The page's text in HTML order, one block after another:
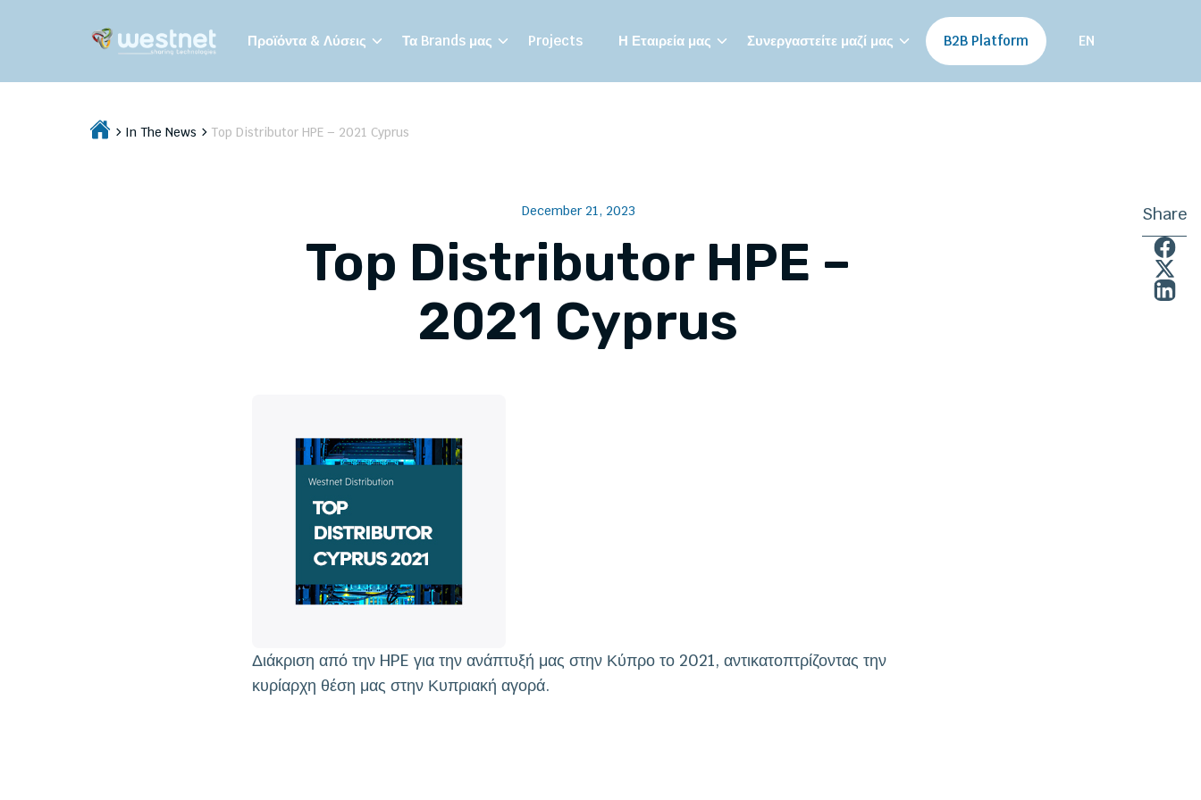
Προϊόντα & Λύσεις Τα Brands μας Projects Η Εταιρεία μας Συνεργαστείτε μαζί μας B2B Platform EN
In The News Top Distributor HPE – 2021 Cyprus
December 21, 2023
Top Distributor HPE –
2021 Cyprus
Διάκριση από την HPE για την ανάπτυξή μας στην Κύπρο το 2021, αντικατοπτρίζοντας την
κυρίαρχη θέση μας στην Κυπριακή αγορά.
Share